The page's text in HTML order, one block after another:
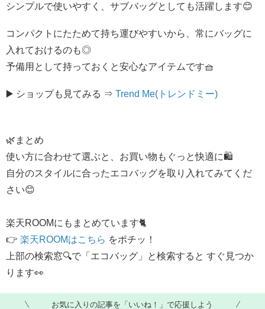
シンプルで使いやすく、サブバッグとしても活躍します😊
コンパクトにたためて持ち運びやすいから、常にバッグに
入れておけるのも◎
予備用として持っておくと安心なアイテムです🧺
▶️ ショップも見てみる ⇒ Trend Me(トレンドミー)
🌿まとめ
使い方に合わせて選ぶと、お買い物もぐっと快適に🛍️
自分のスタイルに合ったエコバッグを取り入れてみてくだ
さい😊
楽天ROOMにもまとめています🐈
👉 ​ 楽天ROOMはこちら ​ をポチッ！
上部の検索窓🔍で「エコバッグ」と検索すると すぐ見つか
ります👀​​​​​
お気に入りの記事を「いいね！」で応援しよう